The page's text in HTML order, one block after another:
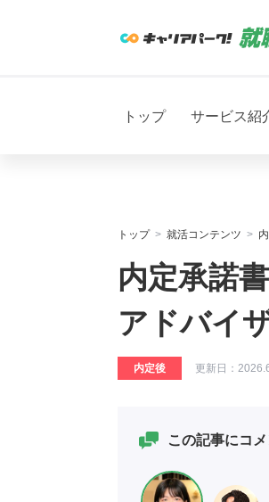
トップ サービス紹
トップ 就活コンテンツ
内定承諾
アドバイ
内定後 更新日：
この記事にコ